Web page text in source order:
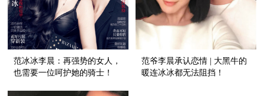
范冰冰李晨：再强势的女人，
也需要一位呵护她的骑士！
范爷李晨承认恋情 | 大黑牛的
暖连冰冰都无法阻挡！